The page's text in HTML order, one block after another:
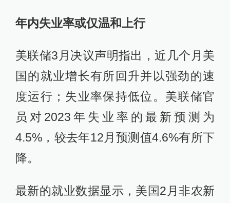
年内失业率或仅温和上行
美联储3月决议声明指出，近几个月美
国的就业增长有所回升并以强劲的速
度运行；失业率保持低位。美联储官
员对2023年失业率的最新预测为
4.5%，较去年12月预测值4.6%有所下
降。
最新的就业数据显示，美国2月非农新